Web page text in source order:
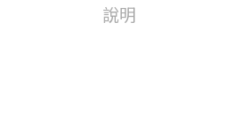
說明